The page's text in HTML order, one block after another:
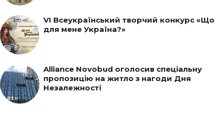
VI Всеукраїнський творчий конкурс «Що
для мене Україна?»
Alliance Novobud оголосив спеціальну
пропозицію на житло з нагоди Дня
Незалежності